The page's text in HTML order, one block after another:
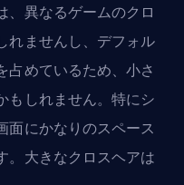
、異なるゲームのクロ
れませんし、デフォル
占めているため、小さ
もしれません。特にシ
面にかなりのスペース
。大きなクロスヘアは